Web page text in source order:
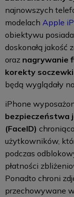
najnowszych
modelach Apple
obiektywu
doskonałą jakość
oraz nagrywanie
korekty soczewki
będą wyglądały
iPhone
bezpieczeństwa
(FaceID)
użytkowników,
podczas
płatności
Ponadto chroni
przechowywane